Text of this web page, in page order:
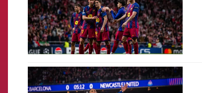
FCB Barcelona badge